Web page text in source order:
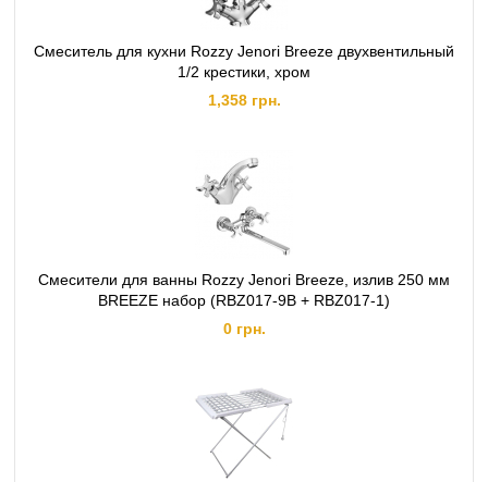
Смеситель для кухни Rozzy Jenori Breeze двухвентильный
1/2 крестики, хром
1,358 грн.
Смесители для ванны Rozzy Jenori Breeze, излив 250 мм
BREEZE набор (RBZ017-9B + RBZ017-1)
0 грн.